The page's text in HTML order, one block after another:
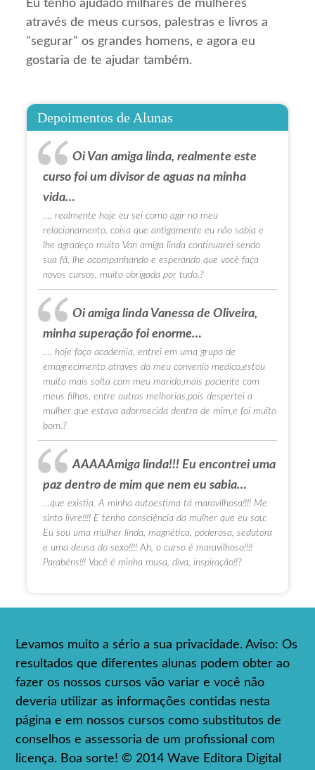
Eu tenho ajudado milhares de mulheres
através de meus cursos, palestras e livros a
"segurar" os grandes homens, e agora eu
gostaria de te ajudar também.
Depoimentos de Alunas
Oi Van amiga linda, realmente este
curso foi um divisor de aguas na minha
vida…
…, realmente hoje eu sei como agir no meu
relacionamento, coisa que antigamente eu não sabia e
lhe agradeço muito Van amiga linda continuarei sendo
sua fã, lhe acompanhando e esperando que você faça
novos cursos, muito obrigada por tudo.?
Oi amiga linda Vanessa de Oliveira,
minha superação foi enorme…
…, hoje faço academia, entrei em uma grupo de
emagrecimento atraves do meu convenio medico,estou
muito mais solta com meu marido,mais paciente com
meus filhos, entre outras melhorias,pois despertei a
mulher que estava adormecida dentro de mim,e foi muito
bom.?
AAAAAmiga linda!!! Eu encontrei uma
paz dentro de mim que nem eu sabia…
…que existia. A minha autoestima tá maravilhosa!!!! Me
sinto livre!!!! E tenho consciência da mulher que eu sou:
Eu sou uma mulher linda, magnética, poderosa, sedutora
e uma deusa do sexo!!!! Ah, o curso é maravilhoso!!!!
Parabéns!!! Você é minha musa, diva, inspiração!!?
Levamos muito a sério a sua privacidade. Aviso: Os
resultados que diferentes alunas podem obter ao
fazer os nossos cursos vão variar e você não
deveria utilizar as informações contidas nesta
página e em nossos cursos como substitutos de
conselhos e assessoria de um profissional com
licença. Boa sorte! © 2014 Wave Editora Digital